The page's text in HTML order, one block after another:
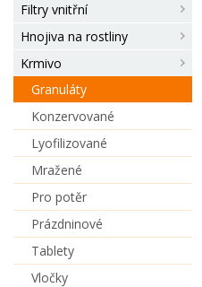
Filtry vnitřní
Hnojiva na rostliny
Krmivo
Granuláty
Konzervované
Lyofilizované
Mražené
Pro potěr
Prázdninové
Tablety
Vločky